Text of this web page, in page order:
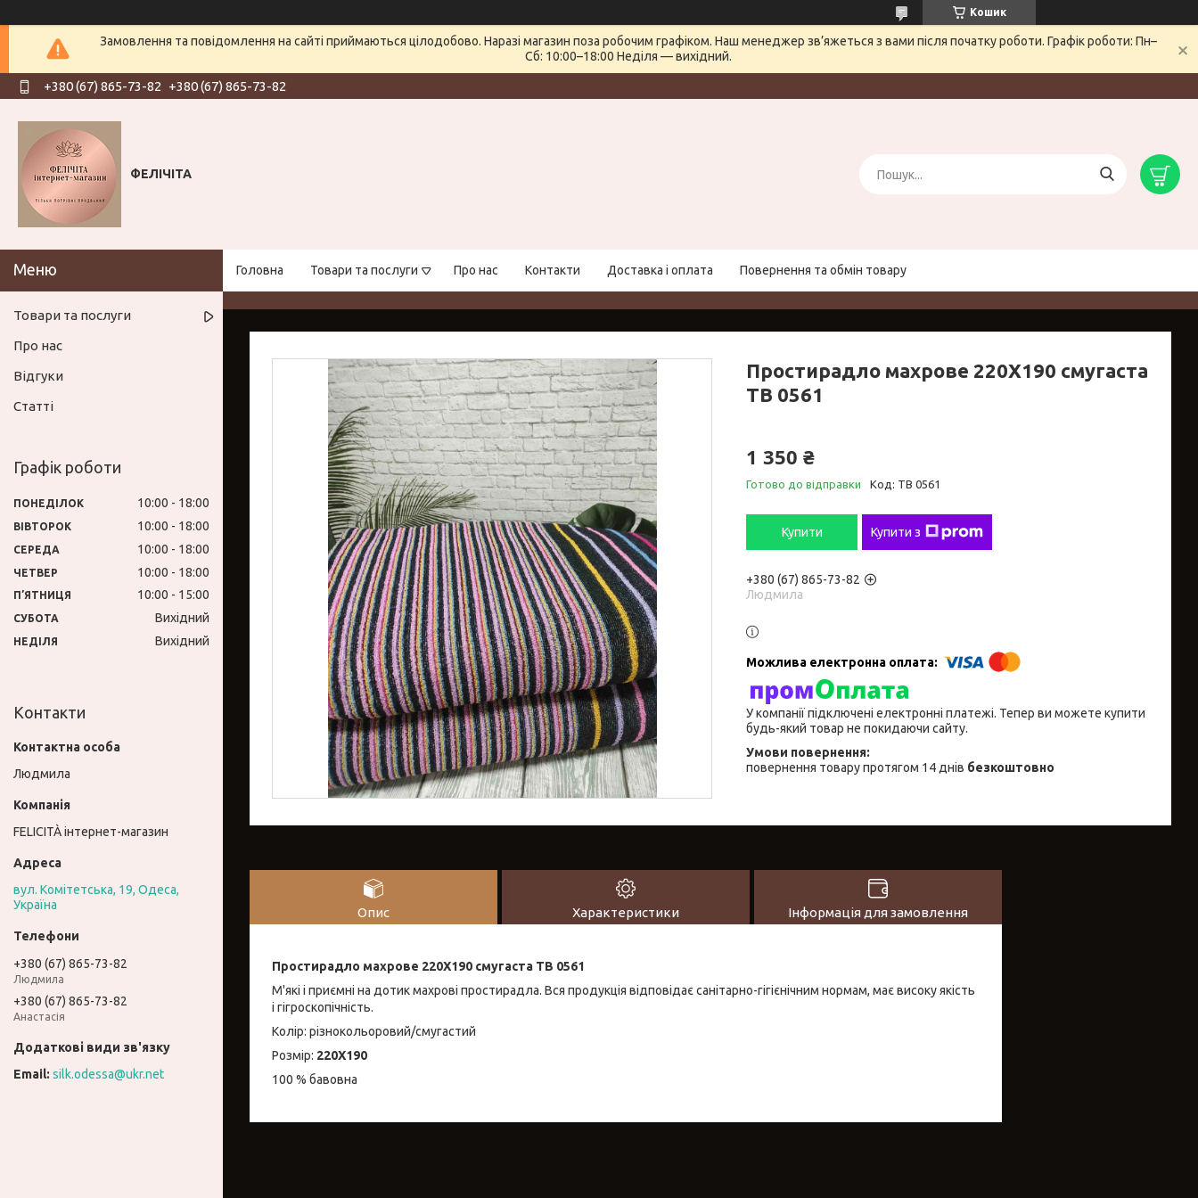
Кошик
Замовлення та повідомлення на сайті приймаються цілодобово. Наразі магазин поза робочим графіком. Наш менеджер зв’яжеться з вами після початку роботи. Графік роботи: Пн–
Сб: 10:00–18:00 Неділя — вихідний.
+380 (67) 865-73-82 +380 (67) 865-73-82
ФЕЛІЧІТА
Головна Товари та послуги Про нас Контакти Доставка і оплата Повернення та обмін товару
Простирадло махрове 220Х190 смугаста
ТВ 0561
1 350 ₴
Готово до відправки Код: ТВ 0561
Купити Купити з
+380 (67) 865-73-82
Людмила
У компанії підключені електронні платежі. Тепер ви можете купити
будь-який товар не покидаючи сайту.
повернення товару протягом 14 днів безкоштовно
Опис Характеристики Інформація для замовлення
Простирадло махрове 220Х190 смугаста ТВ 0561
М'які і приємні на дотик махрові простирадла. Вся продукція відповідає санітарно-гігієнічним нормам, має високу якість
і гігроскопічність.
Колір: різнокольоровий/смугастий
Розмір: 220Х190
100 % бавовна
Товари та послуги
Про нас
Відгуки
Статті
Графік роботи
ПОНЕДІЛОК 10:00 18:00
ВІВТОРОК 10:00 18:00
СЕРЕДА 10:00 18:00
ЧЕТВЕР 10:00 18:00
ПʼЯТНИЦЯ 10:00 15:00
СУБОТА Вихідний
НЕДІЛЯ Вихідний
Контакти
Людмила
FELICITÀ інтернет-магазин
вул. Комітетська, 19, Одеса,
Україна
+380 (67) 865-73-82
Людмила
+380 (67) 865-73-82
Анастасія
silk.odessa@ukr.net